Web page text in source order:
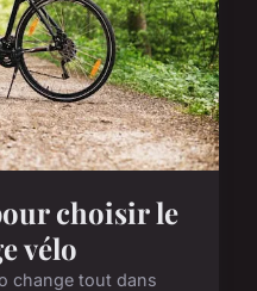
choisir le
vélo
change tout dans